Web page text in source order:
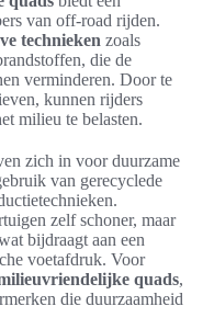
van off-road rijden.
technieken zoals
die de
verminderen. Door te
kunnen rijders
milieu te belasten.
zich in voor duurzame
van gerecyclede
zelf schoner, maar
bijdraagt aan een
voetafdruk. Voor
quads,
die duurzaamheid